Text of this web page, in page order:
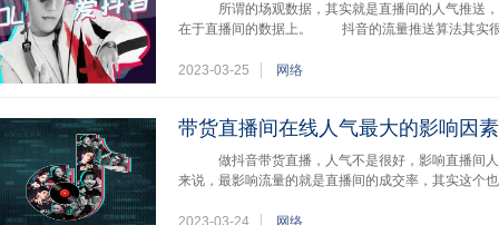
所谓的场观数据，其实就是直播间的人气推送，
在于直播间的数据上。 抖音的流量推送算法其实
2023-03-25 网络
带货直播间在线人气最大的影响因
做抖音带货直播，人气不是很好，影响直播间
来说，最影响流量的就是直播间的成交率，其实这个
2023-03-24 网络